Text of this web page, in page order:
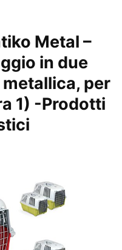
Metal –
in due
per
1) -Prodotti